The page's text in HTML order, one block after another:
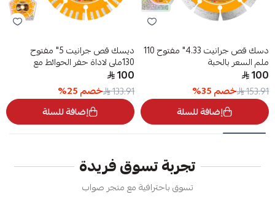
دسك قص جرانيت 4.33" مفتوح 110
ملم السعر بالحبة
100
153.91 خصم35
%
إضافة للسلة
ديسك قص جرانيت 5" مفتوح
130ملى لاداة حفر الحوائط مع
WLC30001
100
133.91 خصم25
%
إضافة للسلة
تجربة تسوق فريدة
تسوق باحترافية مع متجر صواب